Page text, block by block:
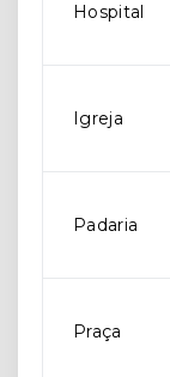
Hospital
Igreja
Padaria
Praça